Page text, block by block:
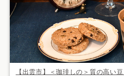
【出雲市】＜珈琲しの＞質の高い